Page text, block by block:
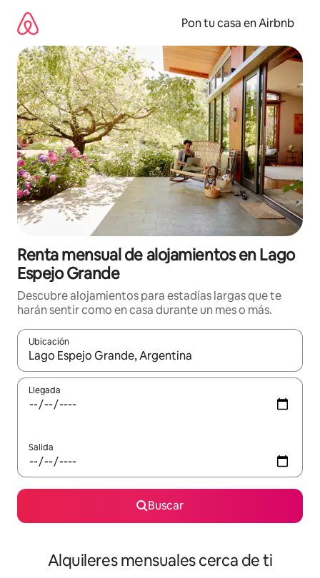
contenido
Pon tu casa en Airbnb
Renta mensual de alojamientos en Lago
Espejo Grande
Descubre alojamientos para estadías largas que te
harán sentir como en casa durante un mes o más.
Ubicación
Cuando los resultados estén disponibles, navega con las
Llegada
Salida
Buscar
Alquileres mensuales cerca de ti